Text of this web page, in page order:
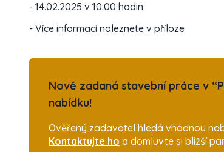
- 14.02.2025 v 10:00 hodin
- Více informací naleznete v příloze
Nově zadaná stavební práce v
nabídku!
Ověřený zadavatel hledá vhodnou
Kontaktujte ho a domluvte si bližší